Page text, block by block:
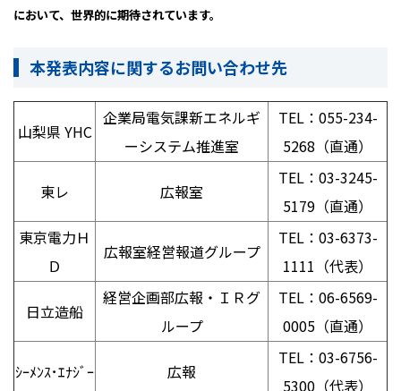
において、世界的に期待されています。
本発表内容に関するお問い合わせ先
山梨県 YHC
企業局電気課新エネルギ
ーシステム推進室
TEL： 055-234-
5268 （直通）
東レ 広報室
TEL： 03-3245-
5179 （直通）
東京電力Ｈ
Ｄ
広報室経営報道グループ
TEL： 03-6373-
1111 （代表）
日立造船
経営企画部広報・ＩＲグ
ループ
TEL： 06-6569-
0005 （直通）
ｼｰﾒﾝｽ･ｴﾅｼﾞｰ 広報
TEL： 03-6756-
5300 （代表）